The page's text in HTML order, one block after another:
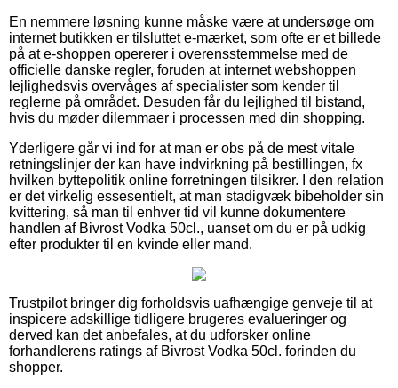
En nemmere løsning kunne måske være at undersøge om
internet butikken er tilsluttet e-mærket, som ofte er et billede
på at e-shoppen opererer i overensstemmelse med de
officielle danske regler, foruden at internet webshoppen
lejlighedsvis overvåges af specialister som kender til
reglerne på området. Desuden får du lejlighed til bistand,
hvis du møder dilemmaer i processen med din shopping.
Yderligere går vi ind for at man er obs på de mest vitale
retningslinjer der kan have indvirkning på bestillingen, fx
hvilken byttepolitik online forretningen tilsikrer. I den relation
er det virkelig essesentielt, at man stadigvæk bibeholder sin
kvittering, så man til enhver tid vil kunne dokumentere
handlen af Bivrost Vodka 50cl., uanset om du er på udkig
efter produkter til en kvinde eller mand.
Trustpilot bringer dig forholdsvis uafhængige genveje til at
inspicere adskillige tidligere brugeres evalueringer og
derved kan det anbefales, at du udforsker online
forhandlerens ratings af Bivrost Vodka 50cl. forinden du
shopper.